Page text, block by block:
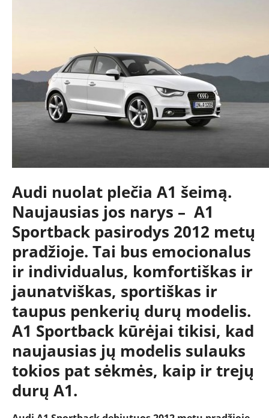
NAUJIENOS
NAUJI
NAUDOTI
REPORTAŽAI
SPORTAS
PATARIMAI
ĮVAIRENYBĖS
Audi nuolat plečia A1 šeimą.
Naujausias jos narys – A1
Sportback pasirodys 2012 metų
pradžioje. Tai bus emocionalus
ir individualus, komfortiškas ir
jaunatviškas, sportiškas ir
taupus penkerių durų modelis.
A1 Sportback kūrėjai tikisi, kad
naujausias jų modelis sulauks
tokios pat sėkmės, kaip ir trejų
durų A1.